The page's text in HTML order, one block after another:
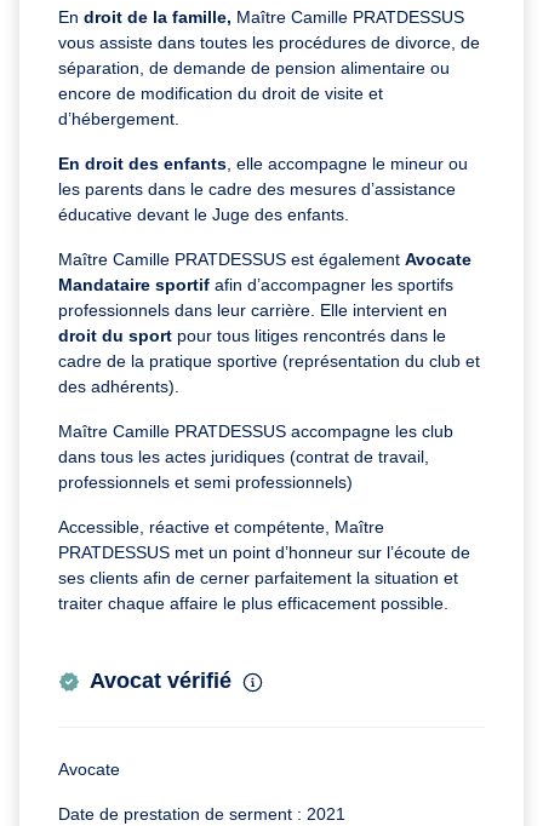
En droit de la famille, Maître Camille PRATDESSUS
vous assiste dans toutes les procédures de divorce, de
séparation, de demande de pension alimentaire ou
encore de modification du droit de visite et
d’hébergement.
En droit des enfants, elle accompagne le mineur ou
les parents dans le cadre des mesures d’assistance
éducative devant le Juge des enfants.
Maître Camille PRATDESSUS est également Avocate
Mandataire sportif afin d’accompagner les sportifs
professionnels dans leur carrière. Elle intervient en
droit du sport pour tous litiges rencontrés dans le
cadre de la pratique sportive (représentation du club et
des adhérents).
Maître Camille PRATDESSUS accompagne les club
dans tous les actes juridiques (contrat de travail,
professionnels et semi professionnels)
Accessible, réactive et compétente, Maître
PRATDESSUS met un point d’honneur sur l’écoute de
ses clients afin de cerner parfaitement la situation et
traiter chaque affaire le plus efficacement possible.
Avocat vérifié
Avocate
Date de prestation de serment : 2021